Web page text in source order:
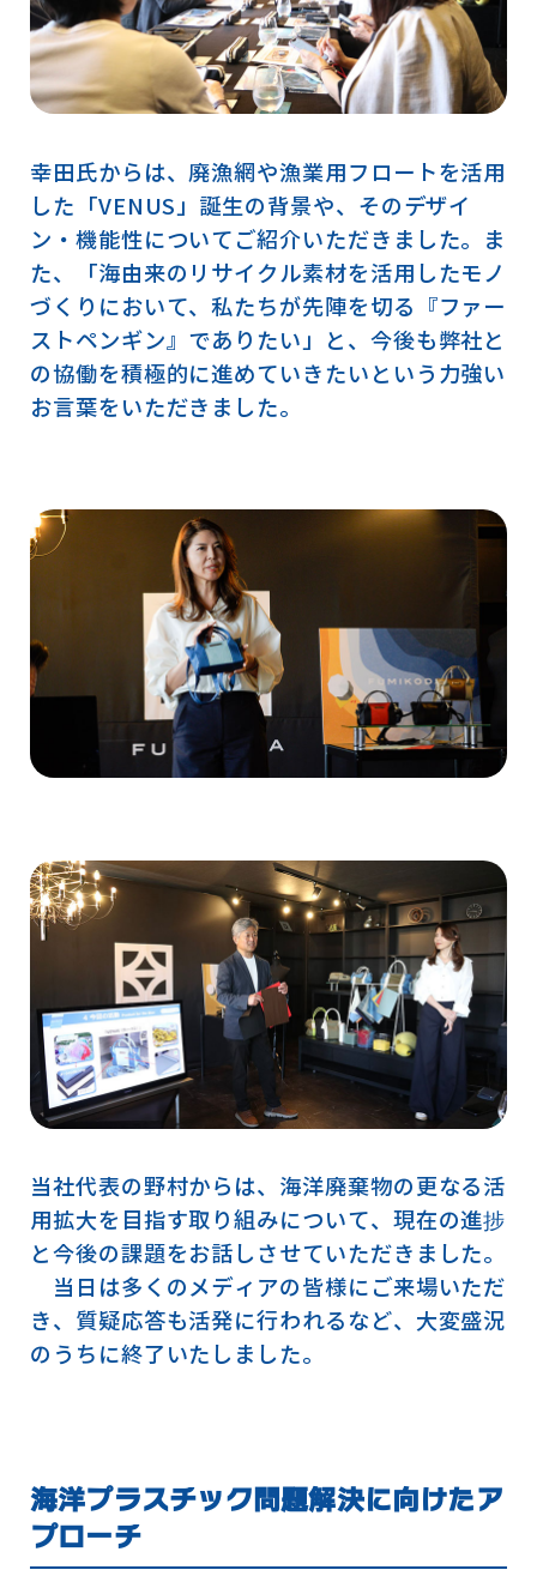
幸田氏からは、廃漁網や漁業用フロートを活用
した「VENUS」誕生の背景や、そのデザイ
ン・機能性についてご紹介いただきました。ま
た、「海由来のリサイクル素材を活用したモノ
づくりにおいて、私たちが先陣を切る『ファー
ストペンギン』でありたい」と、今後も弊社と
の協働を積極的に進めていきたいという力強い
お言葉をいただきました。
当社代表の野村からは、海洋廃棄物の更なる活
用拡大を目指す取り組みについて、現在の進捗
と今後の課題をお話しさせていただきました。
当日は多くのメディアの皆様にご来場いただ
き、質疑応答も活発に行われるなど、大変盛況
のうちに終了いたしました。
海洋プラスチック問題解決に向けたア
プローチ